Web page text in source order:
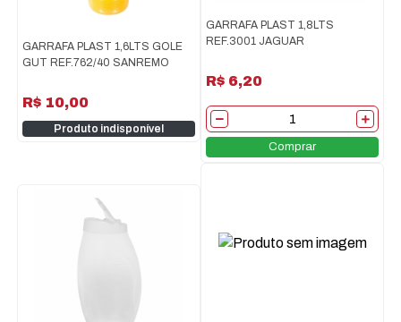
GARRAFA PLAST 1,6LTS GOLE
GUT REF.762/40 SANREMO
R$ 10,00
Produto indisponível
GARRAFA PLAST 1,8LTS
REF.3001 JAGUAR
R$ 6,20
Comprar